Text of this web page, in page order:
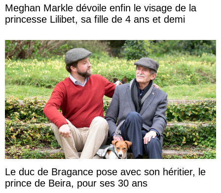
Meghan Markle dévoile enfin le visage de la
princesse Lilibet, sa fille de 4 ans et demi
Le duc de Bragance pose avec son héritier, le
prince de Beira, pour ses 30 ans